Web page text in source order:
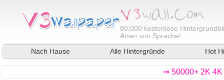
80,000 kostenlose
Arten von Sprache!
Nach Hause
Alle Hintergründe Hot
⇒ 50000+ 2K